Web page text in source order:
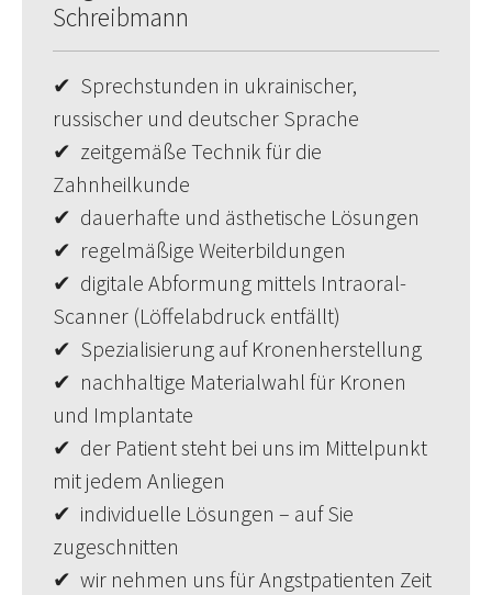
Schreibmann
✔ Sprechstunden in ukrainischer,
russischer und deutscher Sprache
✔ zeitgemäße Technik für die
Zahnheilkunde
✔ dauerhafte und ästhetische Lösungen
✔ regelmäßige Weiterbildungen
✔ digitale Abformung mittels Intraoral-
Scanner (Löffelabdruck entfällt)
✔ Spezialisierung auf Kronenherstellung
✔ nachhaltige Materialwahl für Kronen
und Implantate
✔ der Patient steht bei uns im Mittelpunkt
mit jedem Anliegen
✔ individuelle Lösungen – auf Sie
zugeschnitten
✔ wir nehmen uns für Angstpatienten Zeit